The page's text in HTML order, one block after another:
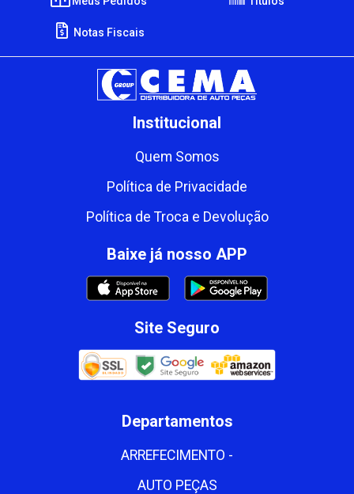
Notas Fiscais
Institucional
Quem Somos
Política de Privacidade
Política de Troca e Devolução
Baixe já nosso APP
Site Seguro
Departamentos
ARREFECIMENTO -
AUTO PEÇAS